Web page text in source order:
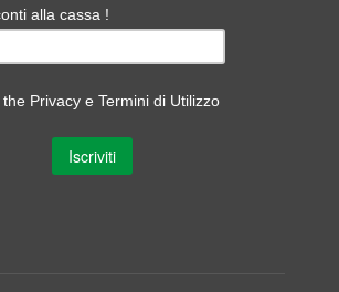
alla cassa !
Privacy e Termini di Utilizzo